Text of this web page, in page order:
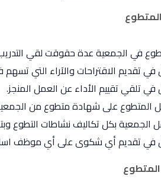
في الجمعية عدة حقوقت لقي التدريب
في تقديم الاقتراحات والآراء التي
في تلقي تقييم الأداء عن العمل المنجز.
المتطوع على شهادة متطوع من
الجمعية بكل تكاليف نشاطات التطوع
في تقديم أي شكوى على أي موظف